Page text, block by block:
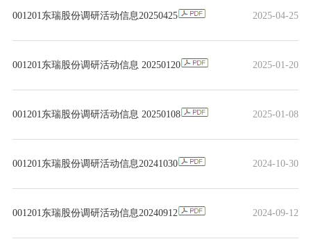
001201东瑞股份调研活动信息20250425 2025-04-25
001201东瑞股份调研活动信息 20250120 2025-01-20
001201东瑞股份调研活动信息 20250108 2025-01-08
001201东瑞股份调研活动信息20241030 2024-10-30
001201东瑞股份调研活动信息20240912 2024-09-12